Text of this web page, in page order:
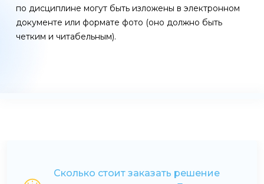
по дисциплине могут быть изложены в электронном
документе или формате фото (оно должно быть
четким и читабельным).
Сколько стоит заказать решение